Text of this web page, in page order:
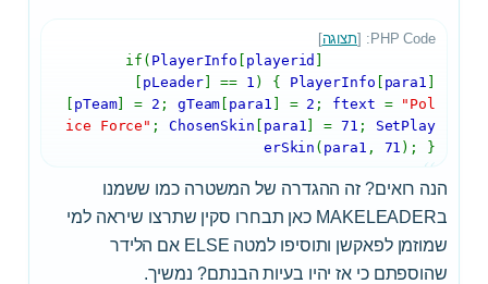
PHP Code: [ תצוגה
if( PlayerInfo playerid
pLeader] == 1 ) { PlayerInfo para1
pTeam] = 2 ; gTeam para1 ] = 2 ; ftext = "Pol
ice Force" ; ChosenSkin para1 ] =71 ; SetPlay
erSkin ( para1 , 71 ); }
הנה רואים? זה ההגדרה של המשטרה כמו ששמנו
בMAKELEADER כאן תבחרו סקין שתרצו שיראה למי
שמוזמן לפאקשן ותוסיפו למטה ELSE אם הלידר
שהוספתם כי אז יהיו בעיות הבנתם? נמשיך.